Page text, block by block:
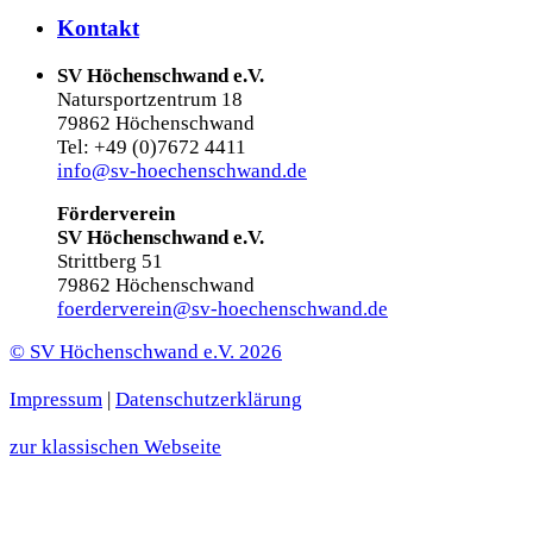
Kontakt
SV Höchenschwand e.V.
Natursportzentrum 18
79862 Höchenschwand
Tel: +49 (0)7672 4411
info@sv-hoechenschwand.de
Förderverein
SV Höchenschwand e.V.
Strittberg 51
79862 Höchenschwand
foerderverein@sv-hoechenschwand.de
© SV Höchenschwand e.V. 2026
Impressum | Datenschutzerklärung
zur klassischen Webseite